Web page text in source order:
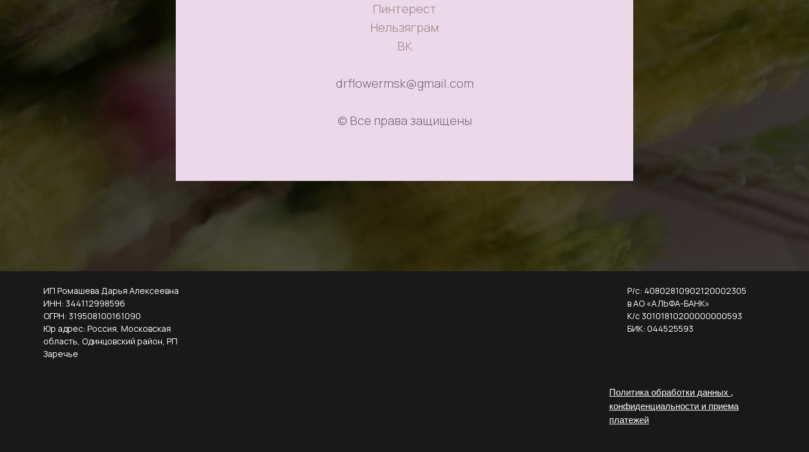
Пинтерест
Нельзяграм
ВК
drflowermsk@gmail.com
© Все права защищены
ИП Ромашева Дарья Алексеевна
ИНН: 344112998596
ОГРН: 319508100161090
Юр адрес: Россия, Московская
область, Одинцовский район, РП
Заречье
Р/с: 40802810902120002305
в АО «АЛЬФА-БАНК»
К/с 30101810200000000593
БИК: 044525593
Политика обработки данных ,
конфиденциальности и приема
платежей